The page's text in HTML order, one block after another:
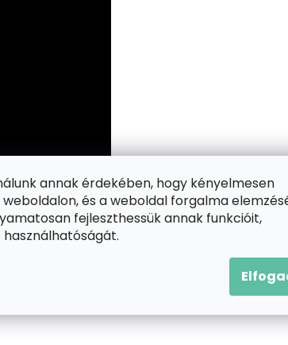
annak érdekében, hogy kényelmesen
weboldalon, és a weboldal forgalma
fejleszthessük annak funkcióit,